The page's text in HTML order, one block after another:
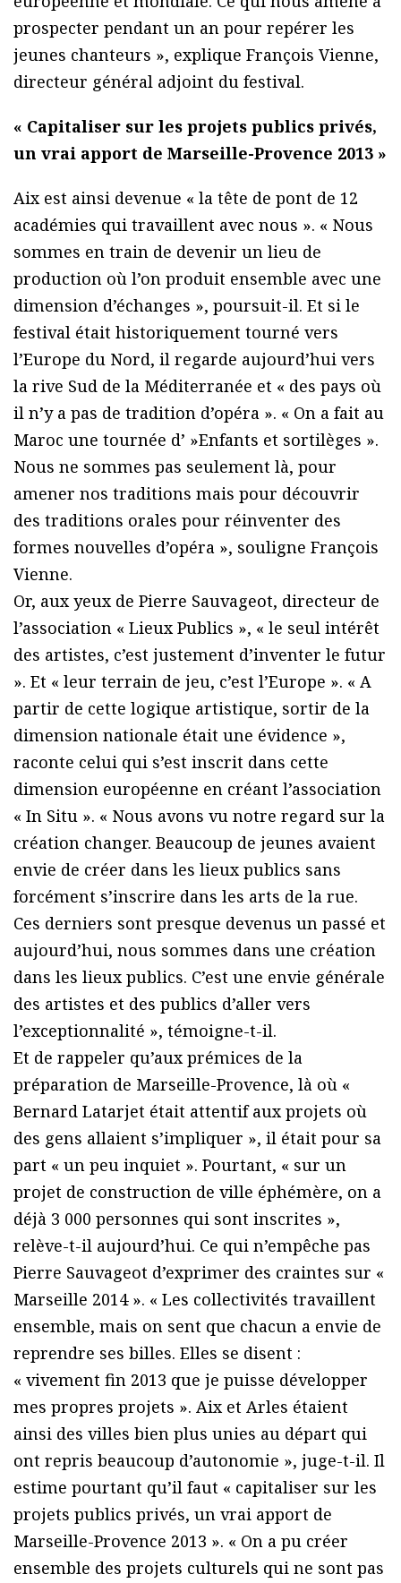
prospecter pendant un an pour repérer les
jeunes chanteurs », explique François Vienne,
directeur général adjoint du festival.
« Capitaliser sur les projets publics privés,
un vrai apport de Marseille-Provence 2013 »
Aix est ainsi devenue « la tête de pont de 12
académies qui travaillent avec nous ». « Nous
sommes en train de devenir un lieu de
production où l’on produit ensemble avec une
dimension d’échanges », poursuit-il. Et si le
festival était historiquement tourné vers
l’Europe du Nord, il regarde aujourd’hui vers
la rive Sud de la Méditerranée et « des pays où
il n’y a pas de tradition d’opéra ». « On a fait au
Maroc une tournée d’ »Enfants et sortilèges ».
Nous ne sommes pas seulement là, pour
amener nos traditions mais pour découvrir
des traditions orales pour réinventer des
formes nouvelles d’opéra », souligne François
Vienne.
Or, aux yeux de Pierre Sauvageot, directeur de
l’association « Lieux Publics », « le seul intérêt
des artistes, c’est justement d’inventer le futur
». Et « leur terrain de jeu, c’est l’Europe ». « A
partir de cette logique artistique, sortir de la
dimension nationale était une évidence »,
raconte celui qui s’est inscrit dans cette
dimension européenne en créant l’association
« In Situ ». « Nous avons vu notre regard sur la
création changer. Beaucoup de jeunes avaient
envie de créer dans les lieux publics sans
forcément s’inscrire dans les arts de la rue.
Ces derniers sont presque devenus un passé et
aujourd’hui, nous sommes dans une création
dans les lieux publics. C’est une envie générale
des artistes et des publics d’aller vers
l’exceptionnalité », témoigne-t-il.
Et de rappeler qu’aux prémices de la
préparation de Marseille-Provence, là où «
Bernard Latarjet était attentif aux projets où
des gens allaient s’impliquer », il était pour sa
part « un peu inquiet ». Pourtant, « sur un
projet de construction de ville éphémère, on a
déjà 3 000 personnes qui sont inscrites »,
relève-t-il aujourd’hui. Ce qui n’empêche pas
Pierre Sauvageot d’exprimer des craintes sur «
Marseille 2014 ». « Les collectivités travaillent
ensemble, mais on sent que chacun a envie de
reprendre ses billes. Elles se disent :
« vivement fin 2013 que je puisse développer
mes propres projets ». Aix et Arles étaient
ainsi des villes bien plus unies au départ qui
ont repris beaucoup d’autonomie », juge-t-il. Il
estime pourtant qu’il faut « capitaliser sur les
projets publics privés, un vrai apport de
Marseille-Provence 2013 ». « On a pu créer
ensemble des projets culturels qui ne sont pas